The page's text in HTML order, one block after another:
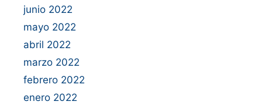
junio 2022
mayo 2022
abril 2022
marzo 2022
febrero 2022
enero 2022